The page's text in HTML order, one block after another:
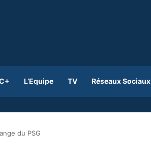
L’Equipe TV Réseaux Sociaux
du PSG